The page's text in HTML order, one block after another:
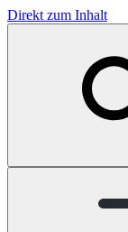
Direkt zum Inhalt